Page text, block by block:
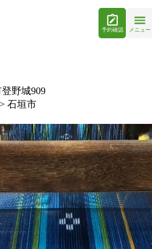
予約確認 メニュー
野城909
石垣市